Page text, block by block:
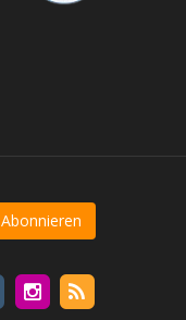
Abonnieren